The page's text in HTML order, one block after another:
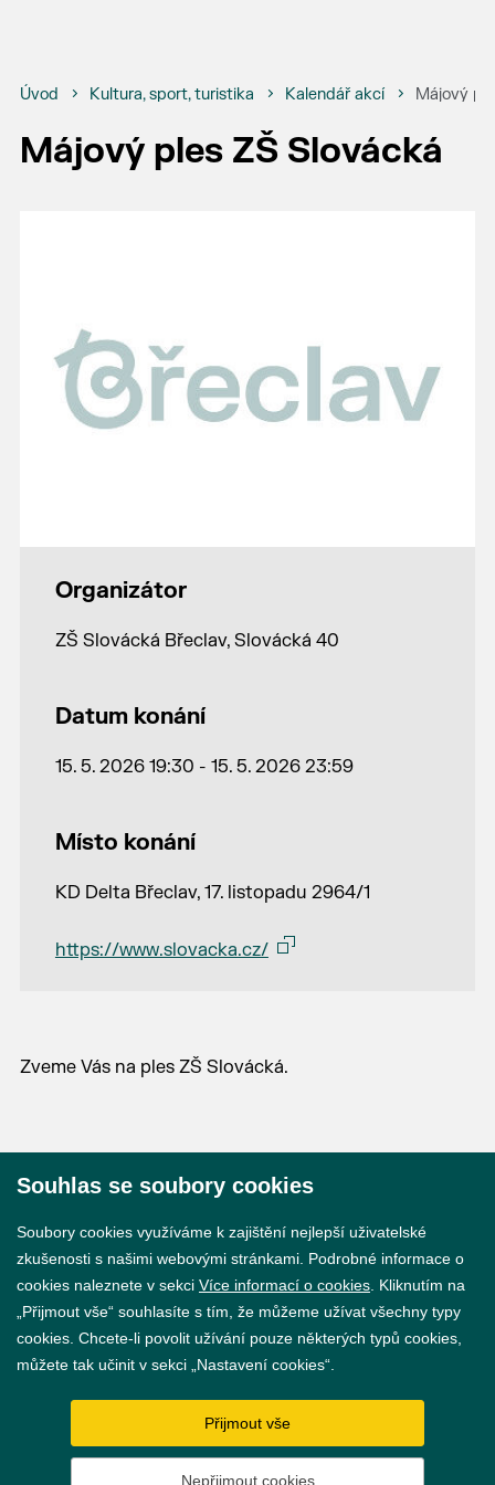
Úvod Kultura, sport, turistika Kalendář akcí Májový
Májový ples ZŠ Slovácká
Organizátor
ZŠ Slovácká Břeclav, Slovácká 40
Datum konání
15. 5. 2026 19:30 - 15. 5. 2026 23:59
Místo konání
KD Delta Břeclav, 17. listopadu 2964/1
https://www.slovacka.cz/
Zveme Vás na ples ZŠ Slovácká.
GDPR
Nastavení cookies
Souhlas se soubory cookies
Soubory cookies využíváme k zajištění nejlepší uživatelské
zkušenosti s našimi webovými stránkami. Podrobné informace o
cookies naleznete v sekci Více informací o cookies . Kliknutím na
„Přijmout vše“ souhlasíte s tím, že můžeme užívat všechny typy
cookies. Chcete-li povolit užívání pouze některých typů cookies,
můžete tak učinit v sekci „Nastavení cookies“.
Přijmout vše
Nepřijmout cookies